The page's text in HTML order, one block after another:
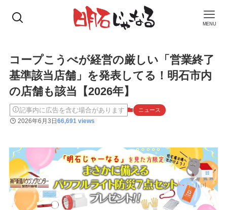
MENU
コープこうべが経営の厳しい「営業終了
基準該当店舗」を発表してる！明石市内
の店舗も該当【2026年】
記事内に広告を含む場合があります ニュース
2026年6月3日66,691 views